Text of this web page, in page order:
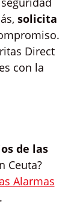
solicita
Direct
con la
de las
Ceuta?
Alarmas
.